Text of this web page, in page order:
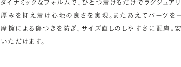
ダイナミックなフォルムで、ひとつ着けるだけでラグジュア
厚みを抑え着け心地の良さを実現。またあえてパーツを
摩擦による傷つきを防ぎ、サイズ直しのしやすさに配慮。
いただけます。